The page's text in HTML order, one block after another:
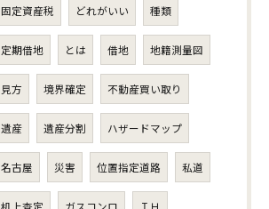
固定資産税 どれがいい 種類
定期借地 とは 借地 地籍測量図
見方 境界確定 不動産買い取り
遺産 遺産分割 ハザードマップ
名古屋 災害 位置指定道路 私道